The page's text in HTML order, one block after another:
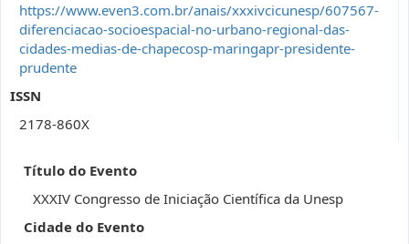
https://www.even3.com.br/anais/xxxivcicunesp/607567-
diferenciacao-socioespacial-no-urbano-regional-das-
cidades-medias-de-chapecosp-maringapr-presidente-
prudente
ISSN
2178-860X
Título do Evento
XXXIV Congresso de Iniciação Científica da Unesp
Cidade do Evento